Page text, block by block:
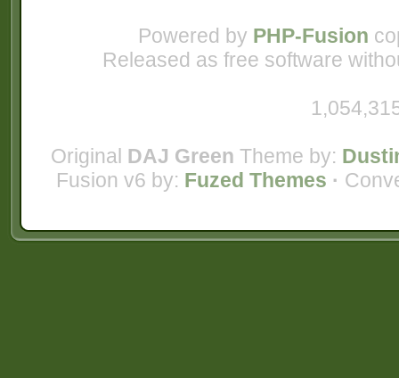
Powered by PHP-Fusion
Released as free software
Original DAJ Green Theme by:
Fusion v6 by: Fuzed Themes ·